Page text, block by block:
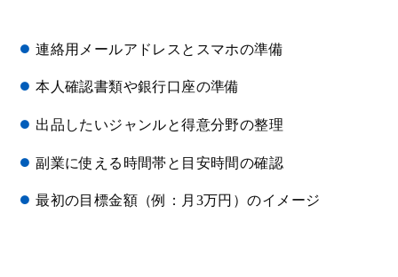
連絡用メールアドレスとスマホの準備
本人確認書類や銀行口座の準備
出品したいジャンルと得意分野の整理
副業に使える時間帯と目安時間の確認
最初の目標金額（例：月3万円）のイメージ